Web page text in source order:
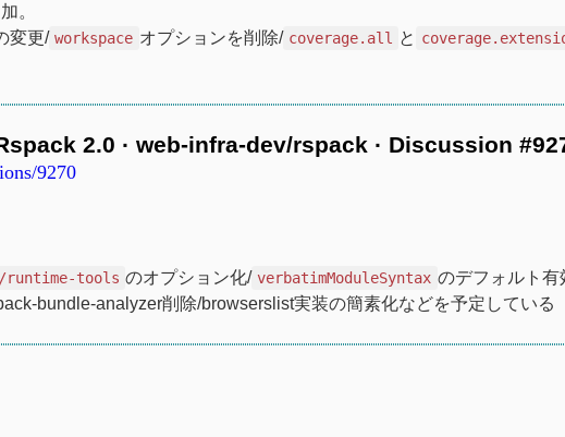
。
変更/ workspace オプションを削除/ coverage.all と
2.0 · web-infra-dev/rspack · Discussion
9270
runtime-tools のオプション化/ verbatimModuleSyntax のデフォルト有
bundle-analyzer削除/browserslist実装の簡素化などを予定している